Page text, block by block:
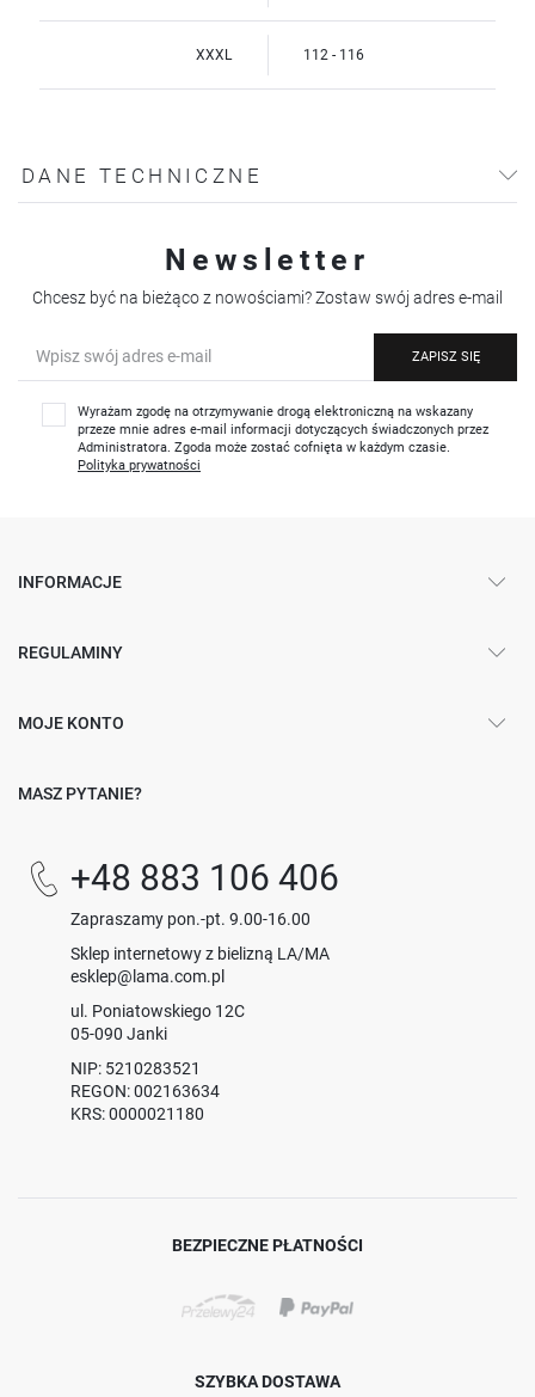
XXXL 112 - 116
DANE TECHNICZNE
Newsletter
Chcesz być na bieżąco z nowościami? Zostaw swój adres e-mail
ZAPISZ SIĘ
Wyrażam zgodę na otrzymywanie drogą elektroniczną na wskazany
przeze mnie adres e-mail informacji dotyczących świadczonych przez
Administratora. Zgoda może zostać cofnięta w każdym czasie.
Polityka prywatności
INFORMACJE
REGULAMINY
MOJE KONTO
MASZ PYTANIE?
+48 883 106 406
Zapraszamy pon.-pt. 9.00-16.00
Sklep internetowy z bielizną LA/MA
esklep@lama.com.pl
ul. Poniatowskiego 12C
05-090 Janki
NIP: 5210283521
REGON: 002163634
KRS: 0000021180
BEZPIECZNE PŁATNOŚCI
SZYBKA DOSTAWA